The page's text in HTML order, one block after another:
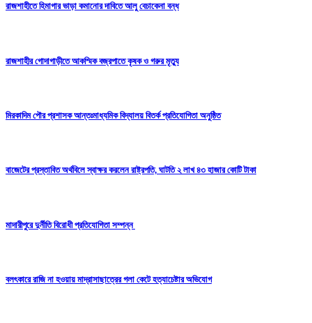
রাজশাহীতে হিমাগার ভাড়া কমানোর দাবিতে আলু বেচাকেনা বন্ধ
রাজশাহীর গোদাগাড়ীতে আকস্মিক বজ্রপাতে কৃষক ও গরুর মৃত্যু
মিরকাদিম পৌর প্রশাসক আন্তঃমাধ্যমিক বিদ্যালয় বিতর্ক প্রতিযোগিতা অনুষ্ঠিত
বাজেটের প্রস্তাবিত অর্থবিলে স্বাক্ষর করলেন রাষ্ট্রপতি, ঘাটতি ২ লাখ ৪৩ হাজার কোটি টাকা
মাদারীপুরে দুর্নীতি বিরোধী প্রতিযোগিতা সম্পন্ন
বলৎকারে রাজি না হওয়ায় মাদ্রাসাছাত্রের গলা কেটে হত্যাচেষ্টার অভিযোগ